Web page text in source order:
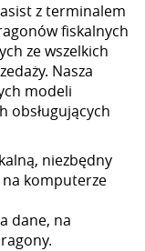
z terminalem
fiskalnych
ze wszelkich
Nasza
modeli
obsługujących
niezbędny
komputerze
dane, na